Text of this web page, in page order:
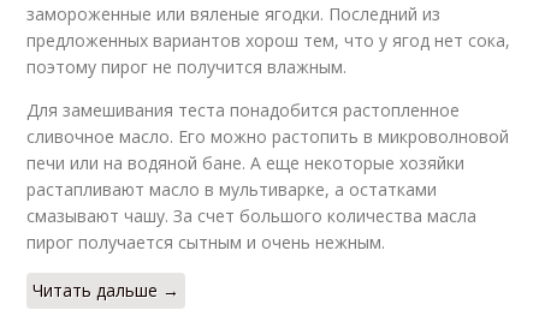
замороженные или вяленые ягодки. Последний из
предложенных вариантов хорош тем, что у ягод нет сока,
поэтому пирог не получится влажным.
Для замешивания теста понадобится растопленное
сливочное масло. Его можно растопить в микроволновой
печи или на водяной бане. А еще некоторые хозяйки
растапливают масло в мультиварке, а остатками
смазывают чашу. За счет большого количества масла
пирог получается сытным и очень нежным.
Читать дальше →